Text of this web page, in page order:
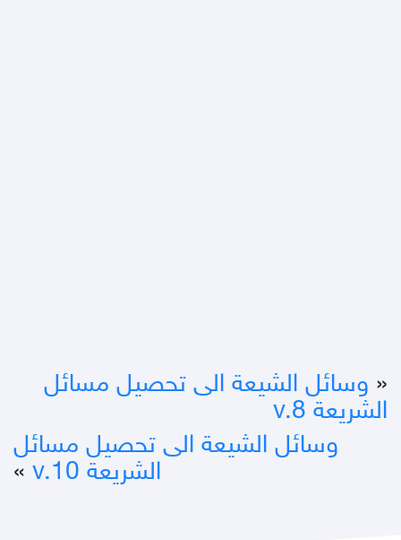
« وسائل الشيعة الى تحصيل مسائل
الشريعة v.8
وسائل الشيعة الى تحصيل مسائل
الشريعة v.10
»